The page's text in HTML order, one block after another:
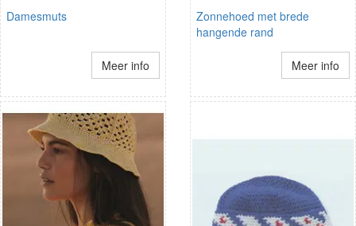
Damesmuts
Meer info
Zonnehoed met brede
hangende rand
Meer info